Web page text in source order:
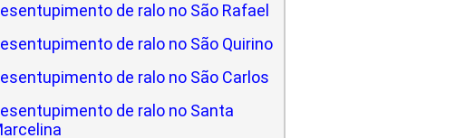
de ralo no São Rafael
de ralo no São Quirino
de ralo no São Carlos
de ralo no Santa